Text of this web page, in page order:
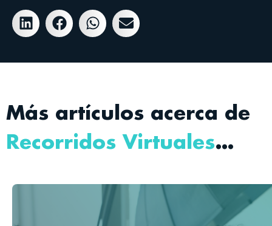
Más artículos acerca de
Recorridos Virtuales…